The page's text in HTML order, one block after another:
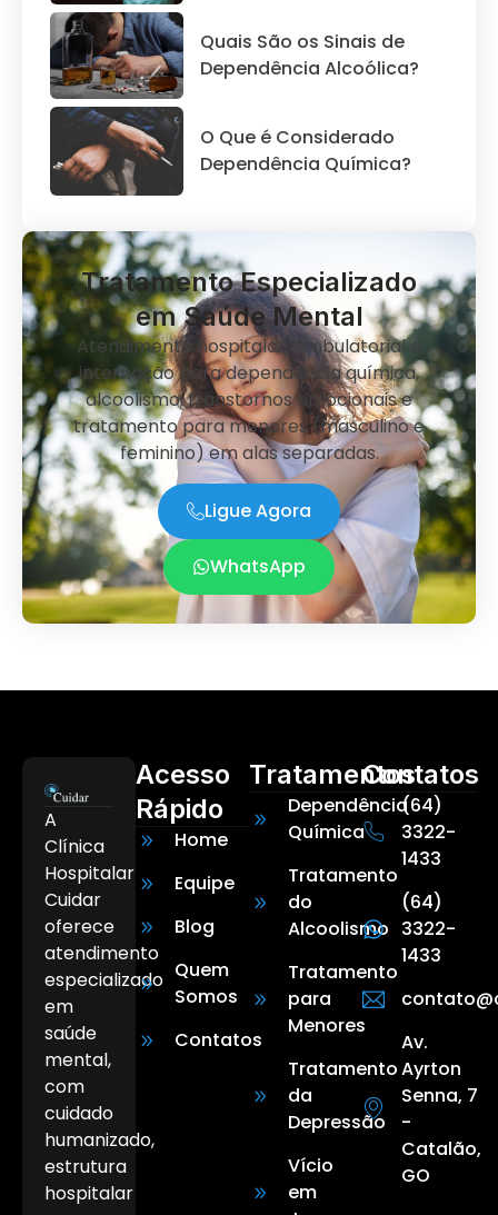
Quais São os Sinais de
Dependência Alcoólica?
O Que é Considerado
Dependência Química?
Tratamento Especializado
em Saúde Mental
Atendimento hospitalar, ambulatorial e
internação para dependência química,
alcoolismo, transtornos emocionais e
tratamento para menores (masculino e
feminino) em alas separadas.
Ligue Agora
WhatsApp
A
Clínica
Hospitalar
Cuidar
oferece
atendimento
especializado
em
saúde
mental,
com
cuidado
humanizado,
estrutura
hospitalar
Acesso
Rápido
Home
Equipe
Blog
Quem
Somos
Contatos
Tratamentos
Dependência
Química
Tratamento
do
Alcoolismo
Tratamento
para
Menores
Tratamento
da
Depressão
Vício
em
Contatos
(64)
3322-
1433
(64)
3322-
1433
Av.
Ayrton
Senna, 7
-
Catalão,
GO